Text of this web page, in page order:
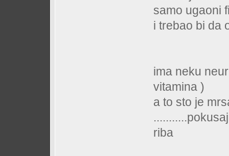
samo ugaoni
i
ima neku
vitamina )
a to sto je
riba